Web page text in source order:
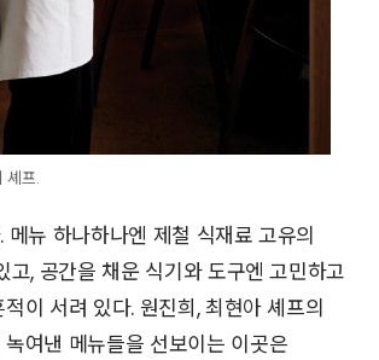
셰프.
메뉴 하나하나엔 제철 식재료 고유의
고, 공간을 채운 식기와 도구엔 고민하고
이 서려 있다. 원진희, 최현아 셰프의
여낸 메뉴들을 선보이는 이곳은